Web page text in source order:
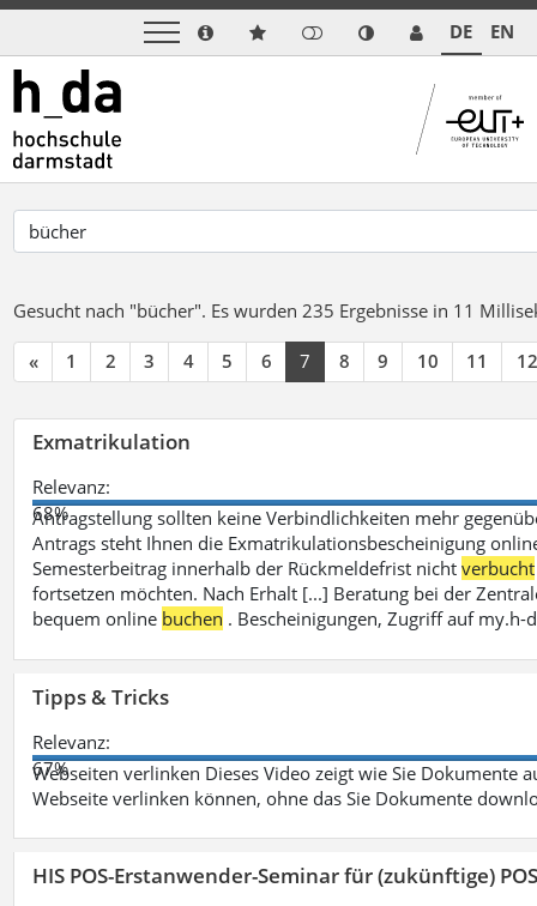
DE EN
Gesucht nach "bücher". Es wurden 235 Ergebnisse in 11
« 1 2 3 4 5 6 7 8 9 10 11 12
Exmatrikulation
Relevanz:
68%
Antragstellung sollten keine Verbindlichkeiten mehr
Antrags steht Ihnen die Exmatrikulationsbescheinigung
Semesterbeitrag innerhalb der Rückmeldefrist nichtverbucht
fortsetzen möchten. Nach Erhalt [...] Beratung bei der
bequem online buchen . Bescheinigungen, Zugriff auf
Tipps & Tricks
Relevanz:
67%
Webseiten verlinken Dieses Video zeigt wie Sie Dokumente
Webseite verlinken können, ohne das Sie Dokumente
HIS POS-Erstanwender-Seminar für (zukünftige)